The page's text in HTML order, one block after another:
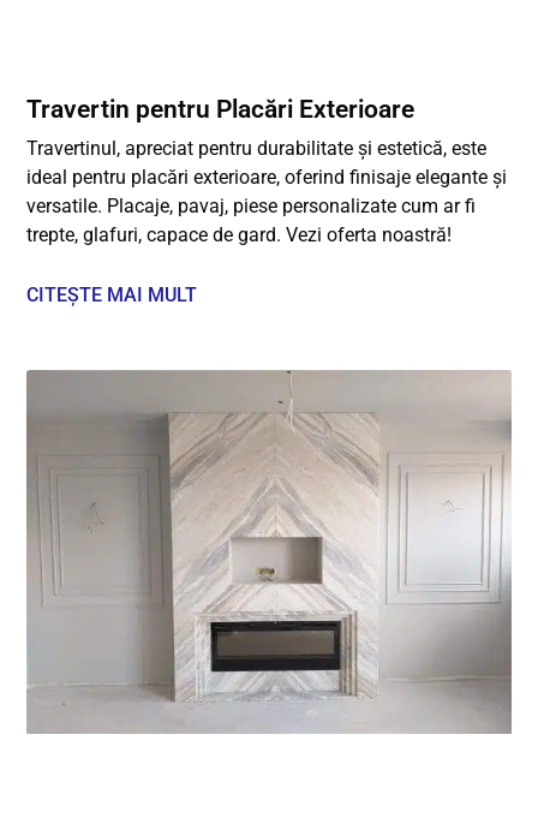
Travertin pentru Placări Exterioare
Travertinul, apreciat pentru durabilitate și estetică, este
ideal pentru placări exterioare, oferind finisaje elegante și
versatile. Placaje, pavaj, piese personalizate cum ar fi
trepte, glafuri, capace de gard. Vezi oferta noastră!
CITEȘTE MAI MULT